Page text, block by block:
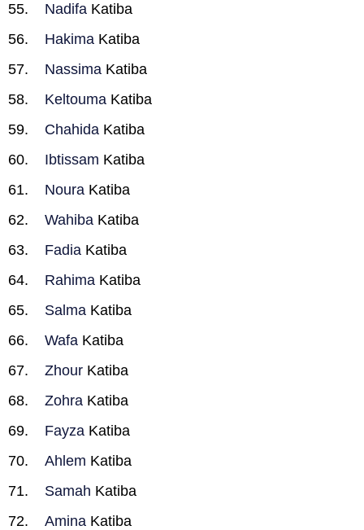
Nadifa Katiba
Hakima Katiba
Nassima Katiba
Keltouma Katiba
Chahida Katiba
Ibtissam Katiba
Noura Katiba
Wahiba Katiba
Fadia Katiba
Rahima Katiba
Salma Katiba
Wafa Katiba
Zhour Katiba
Zohra Katiba
Fayza Katiba
Ahlem Katiba
Samah Katiba
Amina Katiba